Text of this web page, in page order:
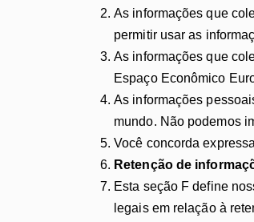
As informações que
permitir usar as
As informações que
Espaço Econômico
As informações
mundo. Não podemos
Você concorda
Retenção de
Esta seção F define
legais em relação à